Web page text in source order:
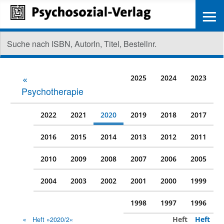
Psychotherapie
2025 2024 2023
2022 2021 2020 2019 2018 2017
2016 2015 2014 2013 2012 2011
2010 2009 2008 2007 2006 2005
2004 2003 2002 2001 2000 1999
1998 1997 1996
Heft »2020/2« Heft Heft
≡